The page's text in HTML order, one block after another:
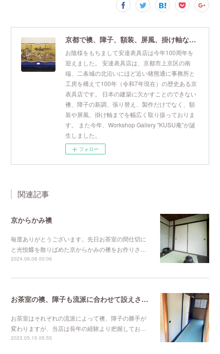
京都で襖、障子、額装、屏風、掛け軸なら安達表具店
お陰様をもちまして安達表具店は今年100周年を
迎えました。 安達表具店は、京都市上京区の南
端、二条城の北沿いにほど近い猪熊通に事務所と
工房を構えて100年（令和7年現在）の歴史ある京
表具店です。 日本の建築に欠かすことのできない
襖、障子の新調、張り替え、製作だけでなく、額
装や屏風、掛け軸までを幅広く取り扱っておりま
す。 また今年、Workshop Gallery "KUSU庵”が誕
生しました。
フォロー
関連記事
京からかみ襖
毎度ありがとうございます。先日お茶室の間仕切に
と光悦蝶を散りばめた京からかみの襖をお作りさ…
2024.06.08 00:06
お茶室の襖、障子も流派に合わせて設えさせていただきます。
お茶室はそれぞれの流派によって襖、障子の勝手が
変わりますが、当店は長年の経験より把握してお…
2023.05.15 05:55